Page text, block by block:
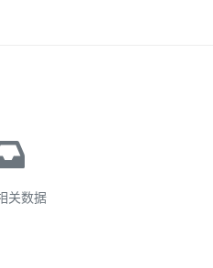
关数据